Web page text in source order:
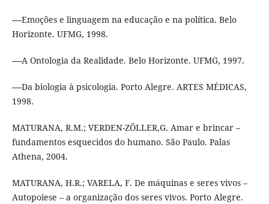
----Emoções e linguagem na educação e na política. Belo
Horizonte. UFMG, 1998.
----A Ontologia da Realidade. Belo Horizonte. UFMG, 1997.
----Da biologia à psicologia. Porto Alegre. ARTES MÉDICAS,
1998.
MATURANA, R.M.; VERDEN-ZÖLLER,G. Amar e brincar –
fundamentos esquecidos do humano. São Paulo. Palas
Athena, 2004.
MATURANA, H.R.; VARELA, F. De máquinas e seres vivos –
Autopoiese – a organização dos seres vivos. Porto Alegre.